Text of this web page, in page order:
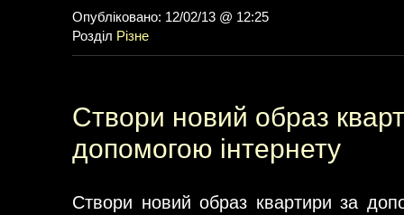
Опубліковано: 12/02/13 @ 12:25
Розділ Різне
Створи новий образ
допомогою інтернету
Створи новий образ квартири за